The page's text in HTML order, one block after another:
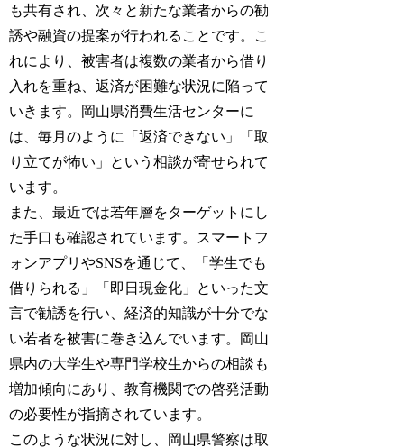
も共有され、次々と新たな業者からの勧
誘や融資の提案が行われることです。こ
れにより、被害者は複数の業者から借り
入れを重ね、返済が困難な状況に陥って
いきます。岡山県消費生活センターに
は、毎月のように「返済できない」「取
り立てが怖い」という相談が寄せられて
います。
また、最近では若年層をターゲットにし
た手口も確認されています。スマートフ
ォンアプリやSNSを通じて、「学生でも
借りられる」「即日現金化」といった文
言で勧誘を行い、経済的知識が十分でな
い若者を被害に巻き込んでいます。岡山
県内の大学生や専門学校生からの相談も
増加傾向にあり、教育機関での啓発活動
の必要性が指摘されています。
このような状況に対し、岡山県警察は取